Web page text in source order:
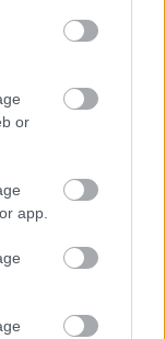
or
app.
vezették be
a
az
a gazdasági
és